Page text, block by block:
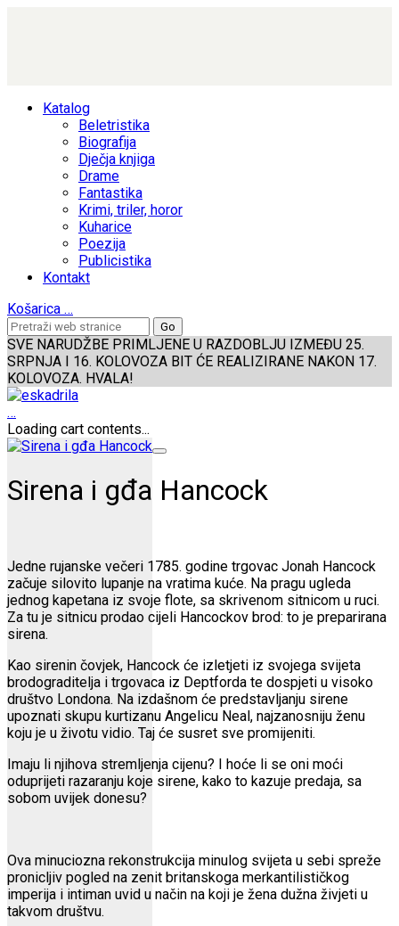
Katalog
Beletristika
Biografija
Dječja knjiga
Drame
Fantastika
Krimi, triler, horor
Kuharice
Poezija
Publicistika
Kontakt
Košarica …
SVE NARUDŽBE PRIMLJENE U RAZDOBLJU IZMEĐU 25.
SRPNJA I 16. KOLOVOZA BIT ĆE REALIZIRANE NAKON 17.
KOLOVOZA. HVALA!
…
Loading cart contents...
Sirena i gđa Hancock
Jedne rujanske večeri 1785. godine trgovac Jonah Hancock
začuje silovito lupanje na vratima kuće. Na pragu ugleda
jednog kapetana iz svoje flote, sa skrivenom sitnicom u ruci.
Za tu je sitnicu prodao cijeli Hancockov brod: to je preparirana
sirena.
Kao sirenin čovjek, Hancock će izletjeti iz svojega svijeta
brodograditelja i trgovaca iz Deptforda te dospjeti u visoko
društvo Londona. Na izdašnom će predstavljanju sirene
upoznati skupu kurtizanu Angelicu Neal, najzanosniju ženu
koju je u životu vidio. Taj će susret sve promijeniti.
Imaju li njihova stremljenja cijenu? I hoće li se oni moći
oduprijeti razaranju koje sirene, kako to kazuje predaja, sa
sobom uvijek donesu?
Ova minuciozna rekonstrukcija minulog svijeta u sebi spreže
pronicljiv pogled na zenit britanskoga merkantilističkog
imperija i intiman uvid u način na koji je žena dužna živjeti u
takvom društvu.